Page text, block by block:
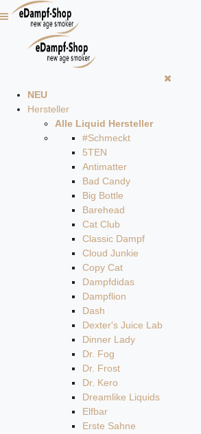
NEU
Hersteller
Alle Liquid Hersteller
#Schmeckt
5TEN
Antimatter
Bad Candy
Big Bottle
Barehead
Cat Club
Classic Dampf
Cloud Junkie
Copy Cat
Dampfdidas
Dampflion
Dash
Dexter's Juice Lab
Dinner Lady
Dr. Fog
Dr. Frost
Dr. Kero
Dreamlike Liquids
Elfbar
Erste Sahne